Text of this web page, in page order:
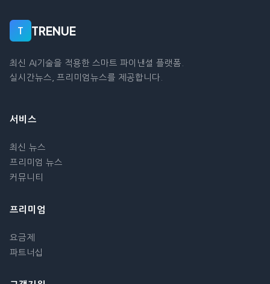
T TRENUE
최신 AI기술을 적용한 스마트 파이낸셜 플랫폼.
실시간뉴스, 프리미엄뉴스를 제공합니다.
서비스
최신 뉴스
프리미엄 뉴스
커뮤니티
프리미엄
요금제
파트너십